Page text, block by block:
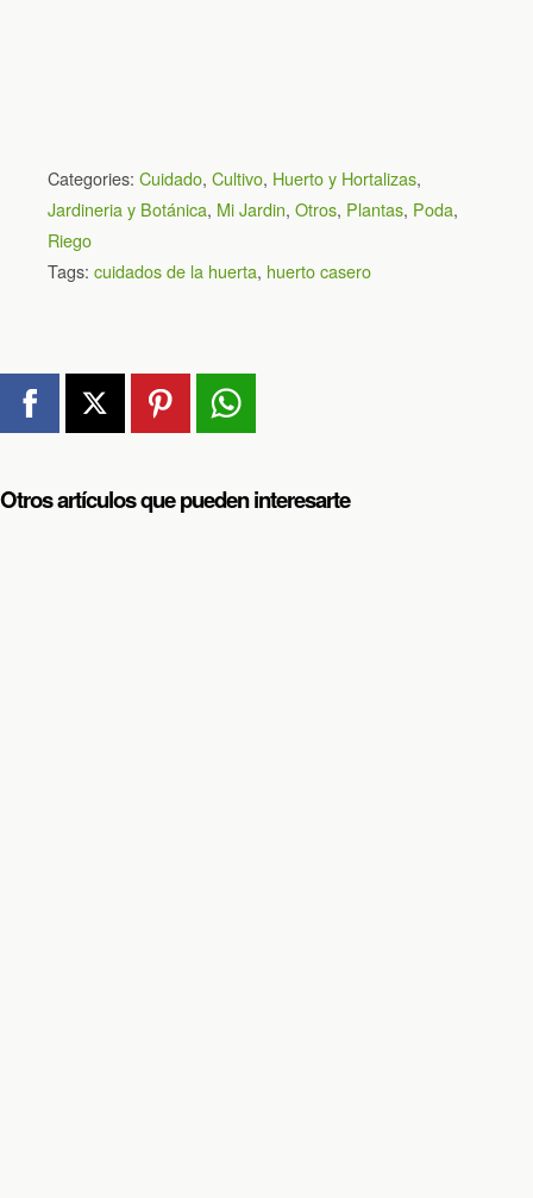
Categories: Cuidado, Cultivo, Huerto y Hortalizas,
Jardineria y Botánica, Mi Jardin, Otros, Plantas, Poda,
Riego
Tags: cuidados de la huerta, huerto casero
Otros artículos que pueden interesarte